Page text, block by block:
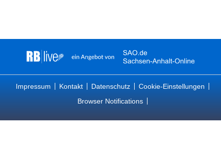
Impressum Kontakt Datenschutz
Cookie-Einstellungen
Browser Notifications